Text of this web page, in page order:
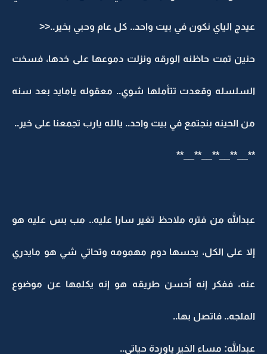
عيدج الياي نكون في بيت واحد.. كل عام وحبي بخير..<<
حنين تمت حاظنه الورقه ونزلت دموعها على خدها، فسخت
السلسله وقعدت تتأملها شوي.. معقوله يامايد بعد سنه
من الحينه بنجتمع في بيت واحد.. يالله يارب تجمعنا على خير..
**__**__**__**__**
عبدالله من فتره ملاحظ تغير سارا عليه.. مب بس عليه هو
إلا على الكل، يحسها دوم مهمومه وتحاتي شي هو مايدري
عنه، ففكر إنه أحسن طريقه هو إنه يكلمها عن موضوع
الملجه.. فاتصل بها..
عبدالله: مساء الخير ياوردة حياتي..